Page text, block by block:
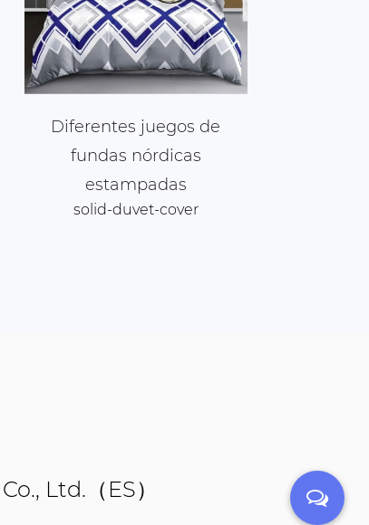
Diferentes juegos de
fundas nórdicas
estampadas
solid-duvet-cover
Ltd.（ES）